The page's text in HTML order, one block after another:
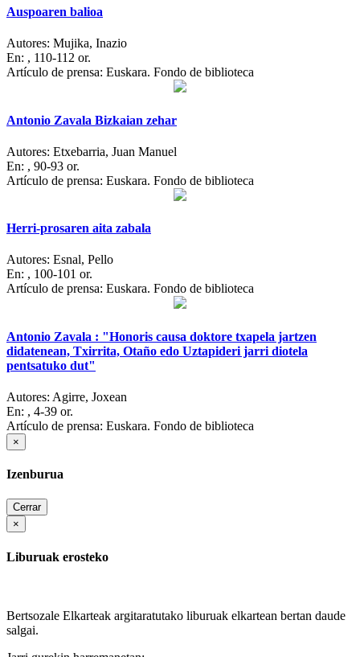
Auspoaren balioa
Autores: Mujika, Inazio
En: , 110-112 or.
Artículo de prensa: Euskara. Fondo de biblioteca
Antonio Zavala Bizkaian zehar
Autores: Etxebarria, Juan Manuel
En: , 90-93 or.
Artículo de prensa: Euskara. Fondo de biblioteca
Herri-prosaren aita zabala
Autores: Esnal, Pello
En: , 100-101 or.
Artículo de prensa: Euskara. Fondo de biblioteca
Antonio Zavala : "Honoris causa doktore txapela jartzen
didatenean, Txirrita, Otaño edo Uztapideri jarri diotela
pentsatuko dut"
Autores: Agirre, Joxean
En: , 4-39 or.
Artículo de prensa: Euskara. Fondo de biblioteca
×
Izenburua
Cerrar
×
Liburuak erosteko
Bertsozale Elkarteak argitaratutako liburuak elkartean bertan daude
salgai.